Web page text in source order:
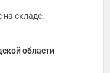
на складе.
области